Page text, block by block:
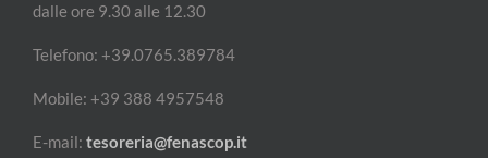
dalle ore 9.30 alle 12.30
Telefono: +39.0765.389784
Mobile: +39 388 4957548
E-mail: tesoreria@fenascop.it